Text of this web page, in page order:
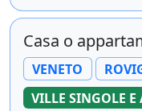
Casa o
VENETO
VILLE SINGOLE E